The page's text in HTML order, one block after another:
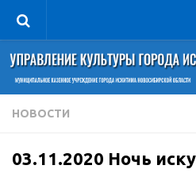
Управление
Руководитель
Сведения об организации
Книга почета культуры
НОВОСТИ
03.11.2020 Ночь